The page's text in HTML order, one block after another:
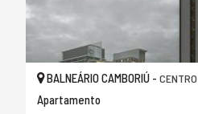
BALNEÁRIO CAMBORIÚ - CENTRO
Apartamento